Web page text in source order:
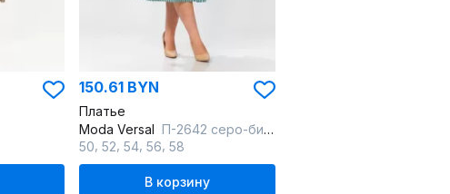
150.61 BYN
Платье
Moda Versal П-2642 серо-бирюзовый
50 52 54 56 58
В корзину